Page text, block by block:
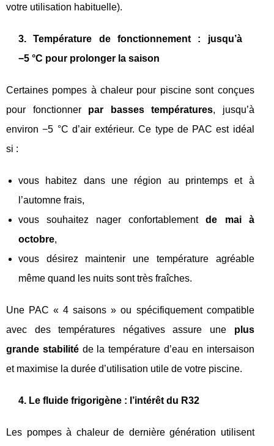
votre utilisation habituelle).
3. Température de fonctionnement : jusqu’à
−5 °C pour prolonger la saison
Certaines pompes à chaleur pour piscine sont conçues
pour fonctionner par basses températures, jusqu’à
environ −5 °C d’air extérieur. Ce type de PAC est idéal
si :
vous habitez dans une région au printemps et à
l’automne frais,
vous souhaitez nager confortablementde mai à
octobre,
vous désirez maintenir une température agréable
même quand les nuits sont très fraîches.
Une PAC « 4 saisons » ou spécifiquement compatible
avec des températures négatives assure une plus
grande stabilitéde la température d’eau en intersaison
et maximise la durée d’utilisation utile de votre piscine.
4. Le fluide frigorigène : l’intérêt du R32
Les pompes à chaleur de dernière génération utilisent